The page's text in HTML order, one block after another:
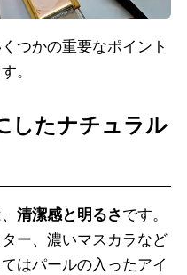
つかの重要なポイント
。
したナチュラル
清潔感と明るさです。
ー、濃いマスカラなど
はパールの入ったアイ